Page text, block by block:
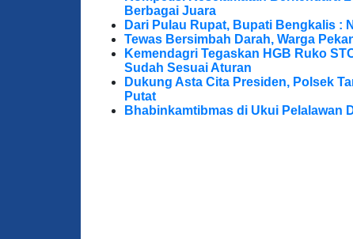
Berbagai Juara
Dari Pulau Rupat, Bupati Bengkalis :
Tewas Bersimbah Darah, Warga
Kemendagri Tegaskan HGB Ruko
Sudah Sesuai Aturan
Dukung Asta Cita Presiden, Polsek
Putat
Bhabinkamtibmas di Ukui Pelalawan